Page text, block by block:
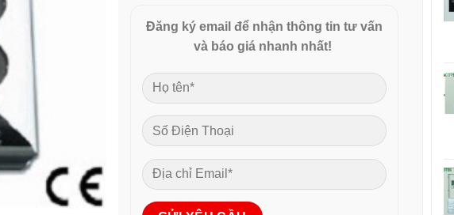
Đăng ký email để nhận thông tin tư vấn
và báo giá nhanh nhất!